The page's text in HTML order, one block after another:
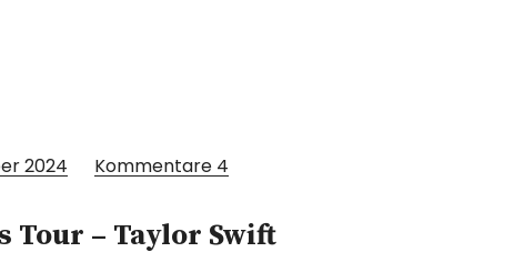
2024 Kommentare 4
Tour – Taylor Swift